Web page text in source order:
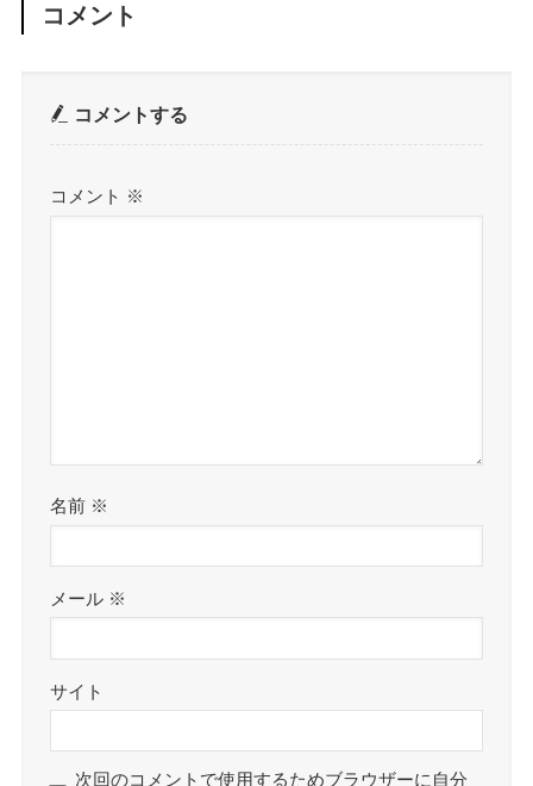
コメント
コメントする
コメント ※
名前 ※
メール ※
サイト
次回のコメントで使用するためブラウザーに自分